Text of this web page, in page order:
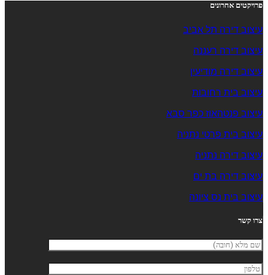
פרויקטים אחרונים
עיצוב דירה תל אביב
עיצוב דירה רעננה
עיצוב דירה מודיעין
עיצוב בית רחובות
עיצוב פנטהאוז כפר סבא
עיצוב בית פרטי נתניה
עיצוב דירה נתניה
עיצוב דירה בת ים
עיצוב בית נס ציונה
צרו קשר